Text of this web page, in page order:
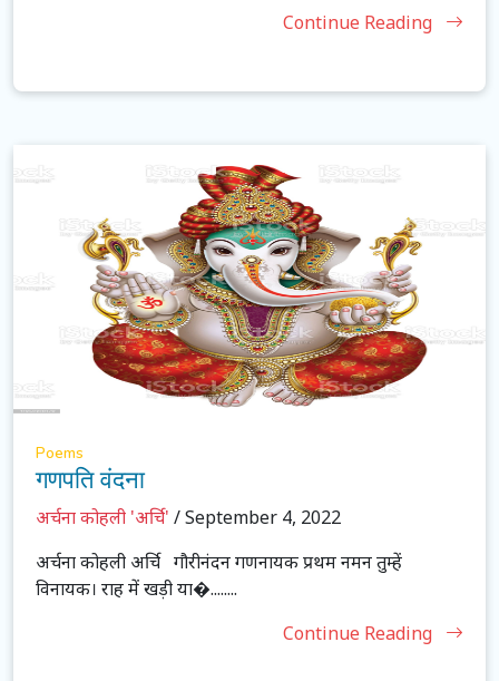
Continue Reading
Poems
गणपति वंदना
अर्चना कोहली 'अर्चि' / September 4, 2022
अर्चना कोहली अर्चि गौरीनंदन गणनायक प्रथम नमन तुम्हें
विनायक। राह में खड़ी या�........
Continue Reading